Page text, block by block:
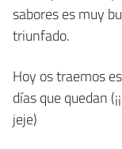
sabores es muy
triunfado.
Hoy os traemos
días que quedan
jeje)